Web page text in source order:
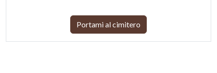
Portami al cimitero